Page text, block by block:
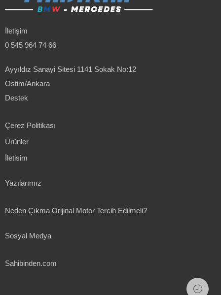
İletişim
0 545 964 74 66
Ayyıldız Sanayi Sitesi 1141 Sokak No:12
Ostim/Ankara
Destek
Çerez Politikası
Ürünler
İletisim
Yazılarımız
Neden Çıkma Orijinal Motor Tercih Edilmeli?
Sosyal Medya
Sahibinden.com